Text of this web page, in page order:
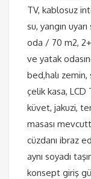
TV, kablosuz
su, yangın
oda / 70 m2,
ve yatak
bed,halı
çelik kasa, LCD
küvet, jakuzi,
masası
cüzdanı ibraz
aynı soyadı
konsept giriş